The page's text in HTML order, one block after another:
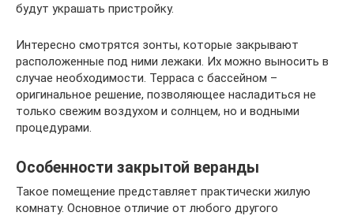
будут украшать пристройку.
Интересно смотрятся зонты, которые закрывают
расположенные под ними лежаки. Их можно выносить в
случае необходимости. Терраса с бассейном –
оригинальное решение, позволяющее насладиться не
только свежим воздухом и солнцем, но и водными
процедурами.
Особенности закрытой веранды
Такое помещение представляет практически жилую
комнату. Основное отличие от любого другого